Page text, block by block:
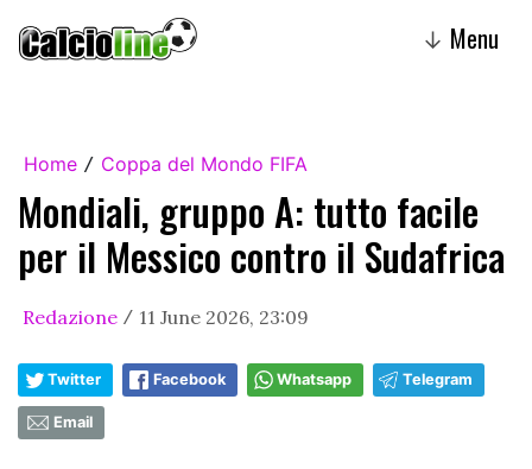
↓ Menu
Home / Coppa del Mondo FIFA
Mondiali, gruppo A: tutto facile
per il Messico contro il Sudafrica
Redazione / 11 June 2026, 23:09
Twitter Facebook Whatsapp Telegram
Email